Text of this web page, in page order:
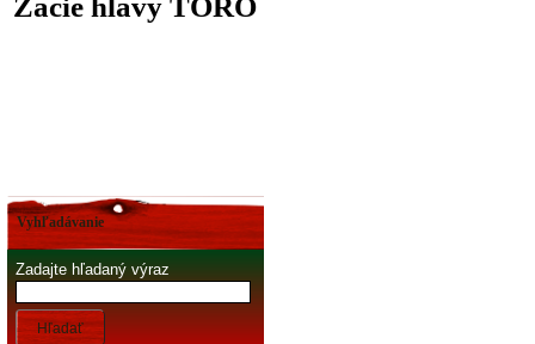
Žacie hlavy TORO
Vyhľadávanie
Zadajte hľadaný výraz
Hľadať